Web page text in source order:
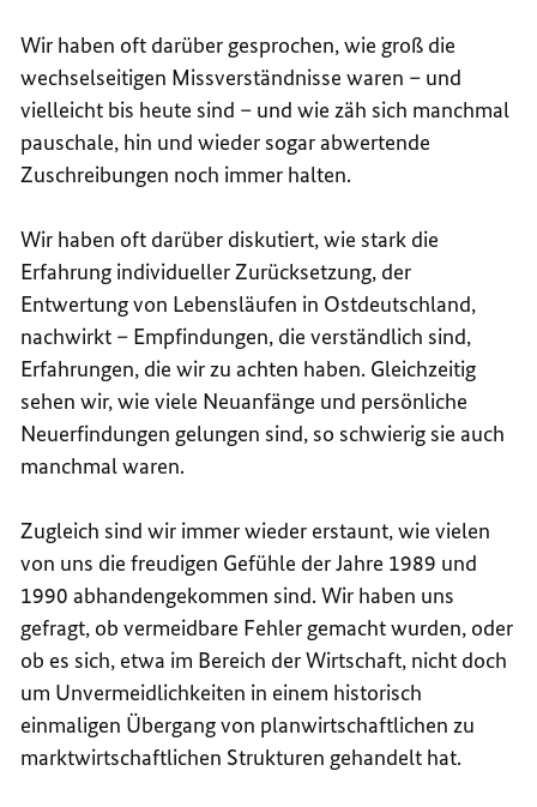
Wir haben oft darüber gesprochen, wie groß die
wechselseitigen Missverständnisse waren – und
vielleicht bis heute sind – und wie zäh sich manchmal
pauschale, hin und wieder sogar abwertende
Zuschreibungen noch immer halten.
Wir haben oft darüber diskutiert, wie stark die
Erfahrung individueller Zurücksetzung, der
Entwertung von Lebensläufen in Ostdeutschland,
nachwirkt – Empfindungen, die verständlich sind,
Erfahrungen, die wir zu achten haben. Gleichzeitig
sehen wir, wie viele Neuanfänge und persönliche
Neuerfindungen gelungen sind, so schwierig sie auch
manchmal waren.
Zugleich sind wir immer wieder erstaunt, wie vielen
von uns die freudigen Gefühle der Jahre 1989 und
1990 abhandengekommen sind. Wir haben uns
gefragt, ob vermeidbare Fehler gemacht wurden, oder
ob es sich, etwa im Bereich der Wirtschaft, nicht doch
um Unvermeidlichkeiten in einem historisch
einmaligen Übergang von planwirtschaftlichen zu
marktwirtschaftlichen Strukturen gehandelt hat.